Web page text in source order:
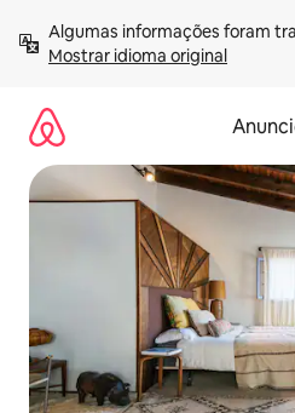
para
Mostrar idioma original